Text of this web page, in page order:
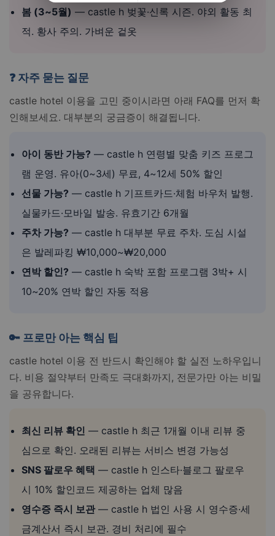
봄 (3~5월) — castle h 벚꽃·신록 시즌. 야외 활동 최
적. 황사 주의. 가벼운 겉옷
❓ 자주 묻는 질문
castle hotel 이용을 고민 중이시라면 아래 FAQ를 먼저 확
인해보세요. 대부분의 궁금증이 해결됩니다.
아이 동반 가능? — castle h 연령별 맞춤 키즈 프로그
램 운영. 유아(0~3세) 무료, 4~12세 50% 할인
선물 가능? — castle h 기프트카드·체험 바우처 발행.
실물카드·모바일 발송. 유효기간 6개월
주차 가능? — castle h 대부분 무료 주차. 도심 시설
은 발레파킹 ₩10,000~₩20,000
연박 할인? — castle h 숙박 포함 프로그램 3박+ 시
10~20% 연박 할인 자동 적용
🔑 프로만 아는 핵심 팁
castle hotel 이용 전 반드시 확인해야 할 실전 노하우입니
다. 비용 절약부터 만족도 극대화까지, 전문가만 아는 비밀
을 공유합니다.
최신 리뷰 확인 — castle h 최근 1개월 이내 리뷰 중
심으로 확인. 오래된 리뷰는 서비스 변경 가능성
SNS 팔로우 혜택 — castle h 인스타·블로그 팔로우
시 10% 할인코드 제공하는 업체 많음
영수증 즉시 보관— castle h 법인 사용 시 영수증·세
금계산서 즉시 보관. 경비 처리에 필수